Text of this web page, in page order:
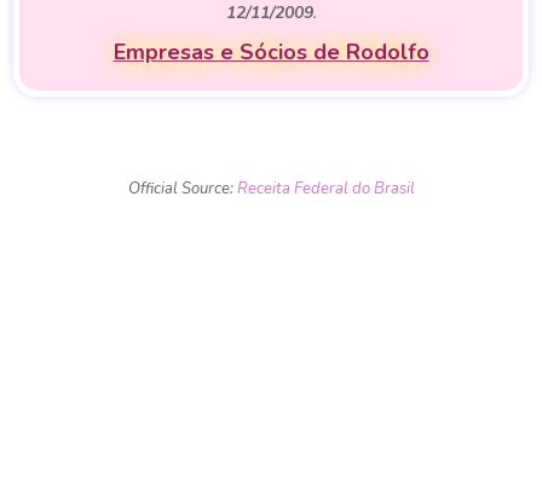
12/11/2009.
Empresas e Sócios de Rodolfo
Official Source:Receita Federal do Brasil